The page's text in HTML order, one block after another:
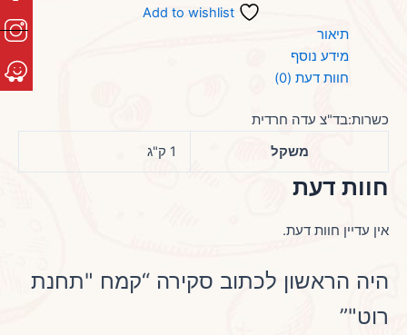
Add to wishlist
תיאור
מידע נוסף
חוות דעת (0)
כשרות:בד"צ עדה חרדית
משקל
1 ק"ג
חוות דעת
אין עדיין חוות דעת.
היה הראשון לכתוב סקירה “קמח "תחנת
רוט"”